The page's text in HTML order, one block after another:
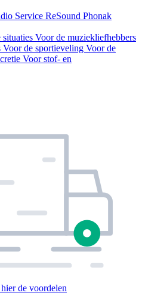
Service ReSound Phonak
situaties Voor de muziekliefhebbers
Voor de sportieveling Voor de
Voor stof- en
de voordelen